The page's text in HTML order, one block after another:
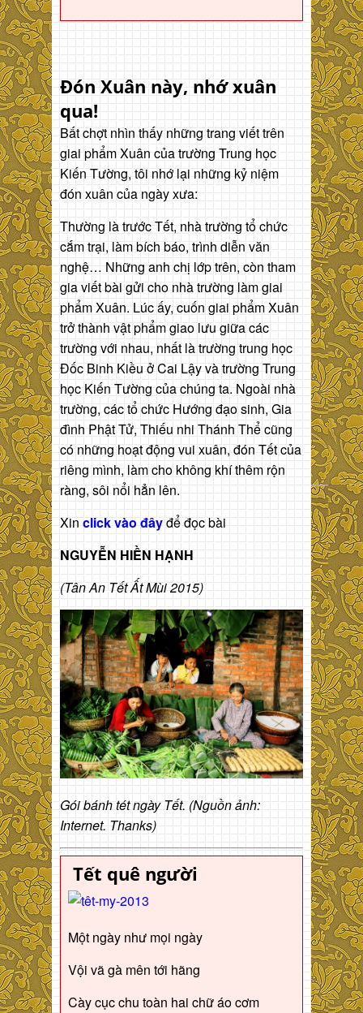
Đón Xuân này, nhớ xuân
qua!
Bất chợt nhìn thấy những trang viết trên
giai phẩm Xuân của trường Trung học
Kiến Tường, tôi nhớ lại những kỷ niệm
đón xuân của ngày xưa:
Thường là trước Tết, nhà trường tổ chức
cắm trại, làm bích báo, trình diễn văn
nghệ… Những anh chị lớp trên, còn tham
gia viết bài gửi cho nhà trường làm giai
phẩm Xuân. Lúc ấy, cuốn giai phẩm Xuân
trở thành vật phẩm giao lưu giữa các
trường với nhau, nhất là trường trung học
Đốc Binh Kiều ở Cai Lậy và trường Trung
học Kiến Tường của chúng ta. Ngoài nhà
trường, các tổ chức Hướng đạo sinh, Gia
đình Phật Tử, Thiếu nhi Thánh Thể cũng
có những hoạt động vui xuân, đón Tết của
riêng mình, làm cho không khí thêm rộn
ràng, sôi nổi hẳn lên.
Xin click vào đâyđể đọc bài
NGUYỄN HIỀN HẠNH
(Tân An Tết Ất Mùi 2015)
Gói bánh tét ngày Tết. (Nguồn ảnh:
Internet. Thanks)
Tết quê người
Một ngày như mọi ngày
Vội vã gà mên tới hãng
Cày cục chu toàn hai chữ áo cơm